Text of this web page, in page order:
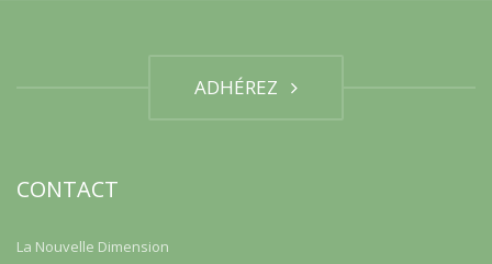
ADHÉREZ
CONTACT
La Nouvelle Dimension